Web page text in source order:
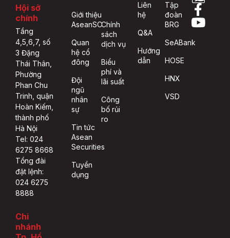
Hội sở
chính
Tầng
4,5,6,7, số
3 Đặng
Thái Thân,
Phường
Phan Chu
Trinh, quận
Hoàn Kiếm,
thành phố
Hà Nội
Tel: 024
6275 8668
Tổng đài
đặt lệnh:
024 6275
8888
Chi
nhánh
Giới thiệu
AseanSC
Quan
hệ cổ
đông
Đội
ngũ
nhân
sự
Tin tức
Asean
Securities
Tuyển
dụng
Chính
sách
dịch vụ
Biểu
phí và
lãi suất
Công
bố rủi
ro
Liên
hệ
Q&A
Hướng
dẫn
Tập
đoàn
BRG
SeABank
HOSE
HNX
VSD